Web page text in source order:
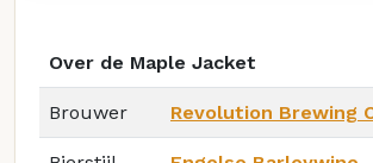
Over de Maple Jacket
Brouwer Revolution Brewing